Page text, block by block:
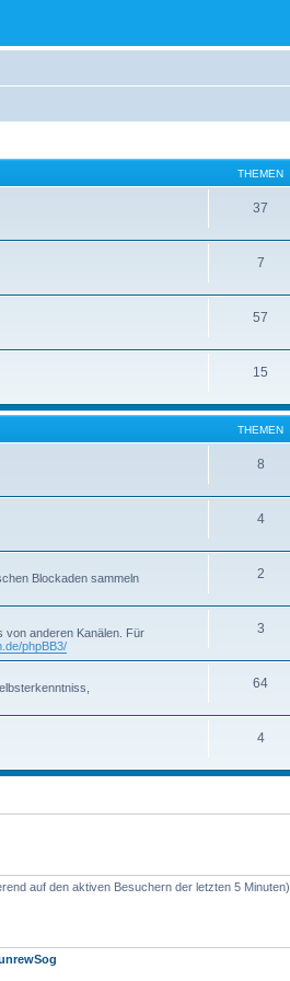
THEMEN
37
7
57
15
THEMEN
8
4
Blockaden sammeln 2
von anderen Kanälen. Für
phpBB3/
3
64
4
auf den aktiven Besuchern der letzten 5 Minuten)